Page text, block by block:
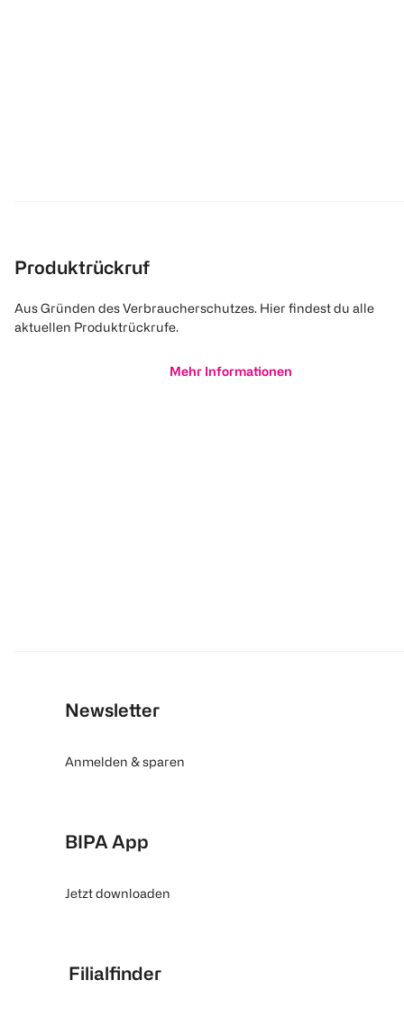
Produktrückruf
Aus Gründen des Verbraucherschutzes. Hier findest du alle
aktuellen Produktrückrufe.
Mehr Informationen
Newsletter
Anmelden & sparen
BIPA App
Jetzt downloaden
Filialfinder